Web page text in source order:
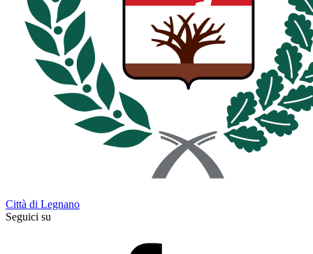
Città di Legnano
Seguici su